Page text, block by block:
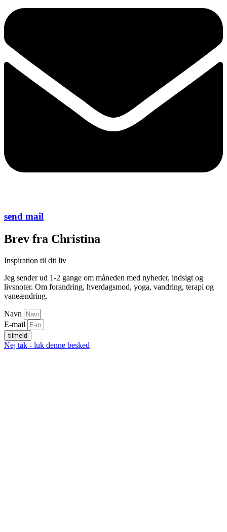
send mail
Brev fra Christina
Inspiration til dit liv
Jeg sender ud 1-2 gange om måneden med nyheder, indsigt og
livsnoter. Om forandring, hverdagsmod, yoga, vandring, terapi og
vaneændring.
Navn
E-mail
tilmeld
Nej tak - luk denne besked